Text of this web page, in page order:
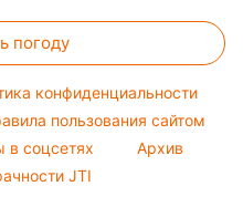
погоду
конфиденциальности
пользования сайтом
в соцсетях
Архив
JTI